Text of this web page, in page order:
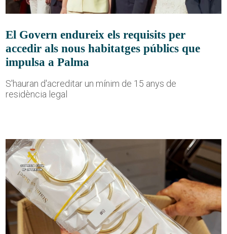
El Govern endureix els requisits per
accedir als nous habitatges públics que
impulsa a Palma
S'hauran d'acreditar un mínim de 15 anys de
residència legal